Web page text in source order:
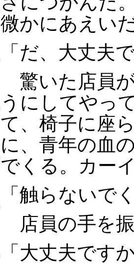
微かにあえい
「だ、大丈夫
驚いた店員
うにしてやっ
て、椅子に座
に、青年の血
でくる。カー
「触らないで
店員の手を
「大丈夫です